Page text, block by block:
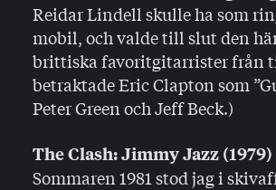
Reidar Lindell skulle ha som
mobil, och valde till slut den
brittiska favoritgitarrister från
betraktade Eric Clapton som
Peter Green och Jeff Beck.)
The Clash: Jimmy Jazz (1979)
Sommaren 1981 stod jag i